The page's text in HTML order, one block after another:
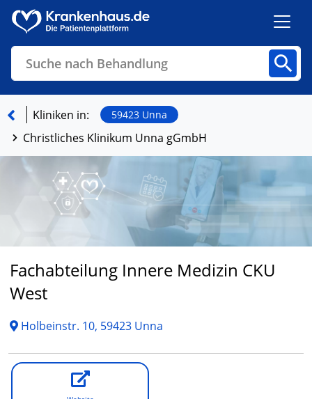
Suche nach Behandlung
Finden
Kliniken in: 59423 Unna
Christliches Klinikum Unna gGmbH
Fachabteilung Innere Medizin CKU
West
Holbeinstr. 10, 59423 Unna